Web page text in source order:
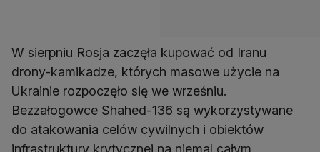
W sierpniu Rosja zaczęła kupować od Iranu
drony-kamikadze, których masowe użycie na
Ukrainie rozpoczęło się we wrześniu.
Bezzałogowce Shahed-136 są wykorzystywane
do atakowania celów cywilnych i obiektów
infrastruktury krytycznej na niemal całym